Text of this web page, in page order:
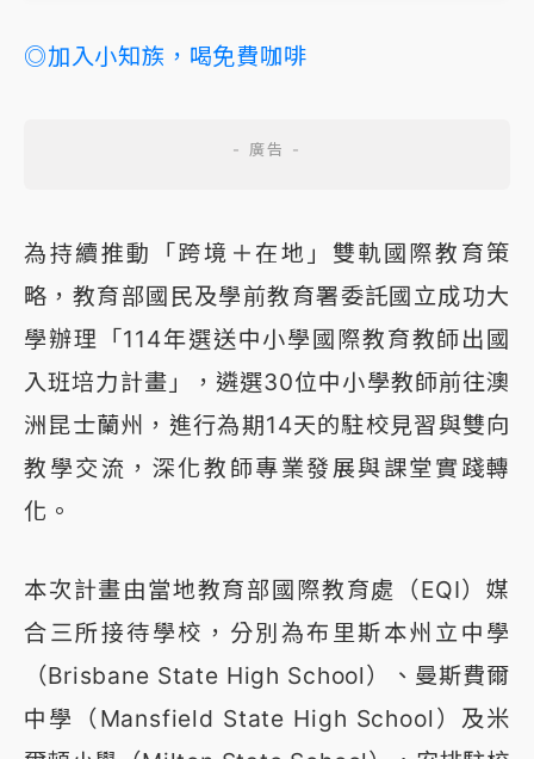
◎加入小知族，喝免費咖啡
為持續推動「跨境＋在地」雙軌國際教育策
略，教育部國民及學前教育署委託國立成功大
學辦理「114年選送中小學國際教育教師出國
入班培力計畫」，遴選30位中小學教師前往澳
洲昆士蘭州，進行為期14天的駐校見習與雙向
教學交流，深化教師專業發展與課堂實踐轉
化。
本次計畫由當地教育部國際教育處（EQI）媒
合三所接待學校，分別為布里斯本州立中學
（Brisbane State High School）、曼斯費爾
中學（Mansfield State High School）及米